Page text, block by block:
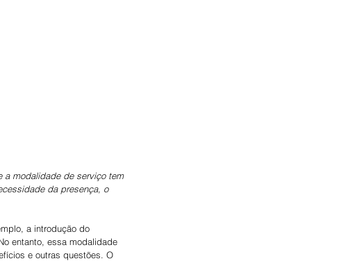
a modalidade de serviço tem
da presença, o
a introdução do
entanto, essa modalidade
e outras questões. O